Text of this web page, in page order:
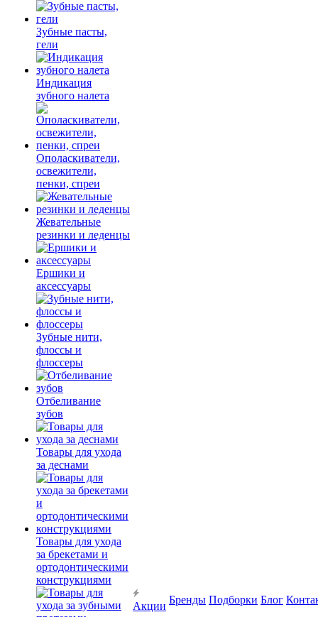
Зубные пасты,
гели
Индикация
зубного налета
Ополаскиватели,
освежители,
пенки, спреи
Жевательные
резинки и леденцы
Ершики и
аксессуары
Зубные нити,
флоссы и
флоссеры
Отбеливание
зубов
Товары для ухода
за деснами
Товары для ухода
за брекетами и
ортодонтическими
конструкциями
Акции
Бренды Подборки Блог